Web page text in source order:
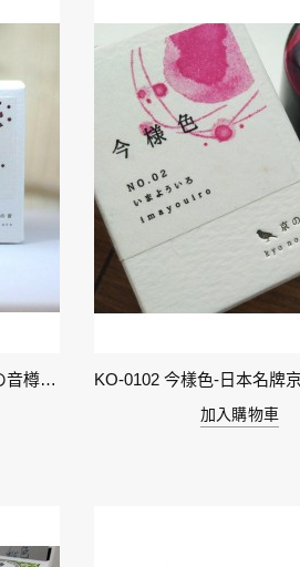
KO-0106 小豆色 – 日本名牌京の音樽裝鋼筆墨水40ml 4573356130159
加入購物車